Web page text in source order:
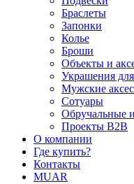
Браслеты
Запонки
Колье
Броши
Объекты и
Украшения
Мужские
Сотуары
Обручальные
Проекты B2B
О компании
Где купить?
Контакты
MUAR